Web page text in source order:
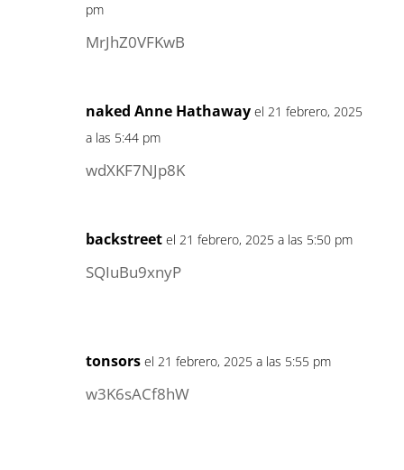
pm
MrJhZ0VFKwB
naked Anne Hathaway el 21 febrero, 2025
a las 5:44 pm
wdXKF7NJp8K
backstreet el 21 febrero, 2025 a las 5:50 pm
SQIuBu9xnyP
tonsors el 21 febrero, 2025 a las 5:55 pm
w3K6sACf8hW